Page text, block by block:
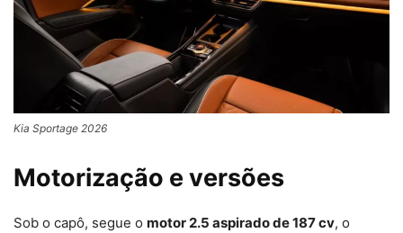
Kia Sportage 2026
Motorização e versões
Sob o capô, segue o motor 2.5 aspirado de 187 cv, o